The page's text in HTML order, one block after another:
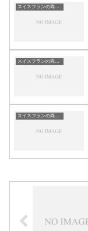
スイスフランの両替目安
スイスフランの両替目安
スイスフランの両替目安